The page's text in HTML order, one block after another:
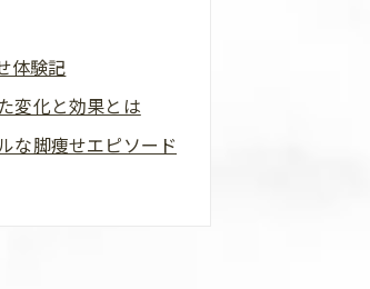
体験記
変化と効果とは
な脚痩せエピソード
での流れを紹介